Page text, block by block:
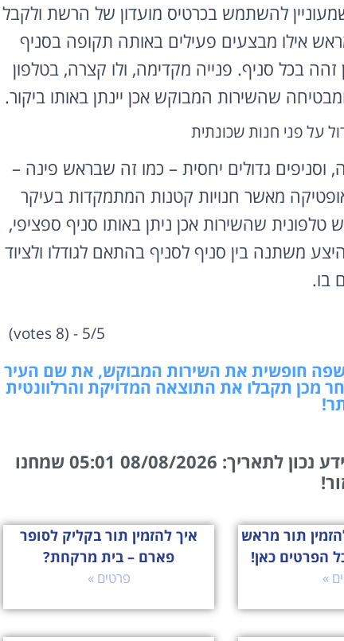
להשתמש בכרטיס מועדון של הרשת ולקבל
אילו מבצעים פעילים באותה תקופה בסניף
בכל סניף. פנייה מקדימה, ולו קצרה, בטלפון
שהשירות המבוקש אכן יינתן באותו ביקור.
על פני חנות שכונתית
וסניפים גדולים יחסית – כמו זה שבראש פינה –
מאשר חנויות קטנות המתמקדות בעיקר
טלפונית שהשירות אכן ניתן באותו סניף ספציפי,
משתנה בין סניף לסניף בהתאם לגודלו ולציוד
בו.
5/5 - (8 votes)
חופשית את השירות המבוקש, את שם העיר
מכן תקבלו את התוצאה המדויקת והרלוונטית
המידע נכון לתאריך: 08/08/2026 05:01 שמחנו
תור מראש
הפרטים כאן!
»
איך להזמין תור בקליק לסופר
פארם – בית מרקחת?
פרטים »